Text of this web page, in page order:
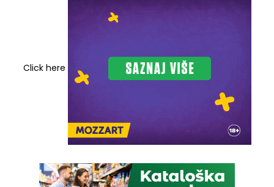
Click here